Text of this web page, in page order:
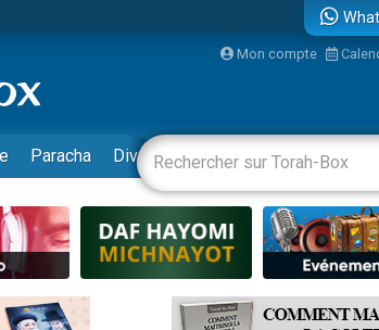
les Enfants
insalubre
Mon compte
Paracha Divertissements Livres